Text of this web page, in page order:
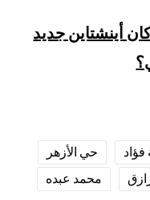
أينشتاين جديد
حي الأزهر
محمد عبده